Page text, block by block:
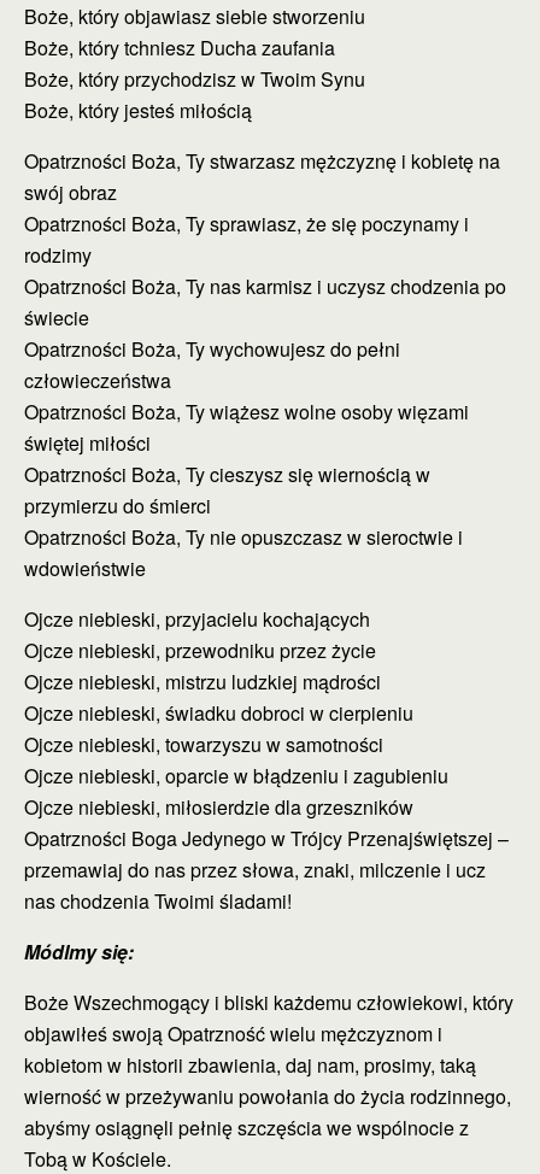
Boże, który objawiasz siebie stworzeniu
Boże, który tchniesz Ducha zaufania
Boże, który przychodzisz w Twoim Synu
Boże, który jesteś miłością
Opatrzności Boża, Ty stwarzasz mężczyznę i kobietę na
swój obraz
Opatrzności Boża, Ty sprawiasz, że się poczynamy i
rodzimy
Opatrzności Boża, Ty nas karmisz i uczysz chodzenia po
świecie
Opatrzności Boża, Ty wychowujesz do pełni
człowieczeństwa
Opatrzności Boża, Ty wiążesz wolne osoby więzami
świętej miłości
Opatrzności Boża, Ty cieszysz się wiernością w
przymierzu do śmierci
Opatrzności Boża, Ty nie opuszczasz w sieroctwie i
wdowieństwie
Ojcze niebieski, przyjacielu kochających
Ojcze niebieski, przewodniku przez życie
Ojcze niebieski, mistrzu ludzkiej mądrości
Ojcze niebieski, świadku dobroci w cierpieniu
Ojcze niebieski, towarzyszu w samotności
Ojcze niebieski, oparcie w błądzeniu i zagubieniu
Ojcze niebieski, miłosierdzie dla grzeszników
Opatrzności Boga Jedynego w Trójcy Przenajświętszej –
przemawiaj do nas przez słowa, znaki, milczenie i ucz
nas chodzenia Twoimi śladami!
Módlmy się:
Boże Wszechmogący i bliski każdemu człowiekowi, który
objawiłeś swoją Opatrzność wielu mężczyznom i
kobietom w historii zbawienia, daj nam, prosimy, taką
wierność w przeżywaniu powołania do życia rodzinnego,
abyśmy osiągnęli pełnię szczęścia we wspólnocie z
Tobą w Kościele.